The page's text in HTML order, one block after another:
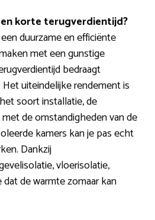
korte terugverdientijd?
duurzame en efficiënte
met een gunstige
bedraagt
Het uiteindelijke rendement is
soort installatie, de
de omstandigheden van de
kamers kan je pas echt
Dankzij
vloerisolatie,
de warmte zomaar kan